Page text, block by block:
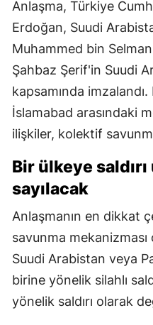
Anlaşma, Türkiye
Erdoğan, Suudi
Muhammed bin
Şahbaz Şerif'in Suudi
kapsamında
İslamabad arasındaki
ilişkiler, kolektif
Bir ülkeye
sayılacak
Anlaşmanın en dikkat
savunma
Suudi Arabistan veya
birine yönelik silahlı
yönelik saldırı olarak